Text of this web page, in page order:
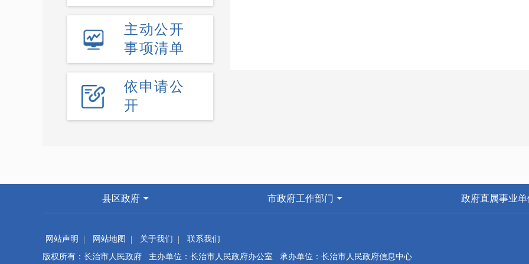
主动公开
事项清单
依申请公
开
县区政府 市政府工作部门 政府直属事业单
网站声明 网站地图 关于我们
联系我们
版权所有：长治市人民政府 主办单位：长治市人民政府办公室 承办单位：长治市人民政府信息中心